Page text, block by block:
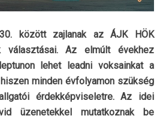
között zajlanak az ÁJK HÖK
választásai. Az elmúlt évekhez
lehet leadni voksainkat a
minden évfolyamon szükség
érdekképviseletre. Az idei
üzenetekkel mutatkoznak be